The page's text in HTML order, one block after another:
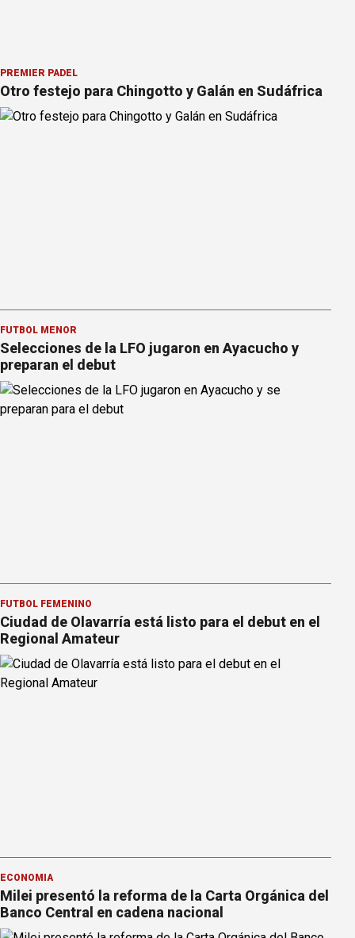
PREMIER PÁDEL
Otro festejo para Chingotto y Galán en Sudáfrica
FÚTBOL MENOR
Selecciones de la LFO jugaron en Ayacucho y
preparan el debut
FÚTBOL FEMENINO
Ciudad de Olavarría está listo para el debut en el
Regional Amateur
ECONOMÍA
Milei presentó la reforma de la Carta Orgánica del
Banco Central en cadena nacional